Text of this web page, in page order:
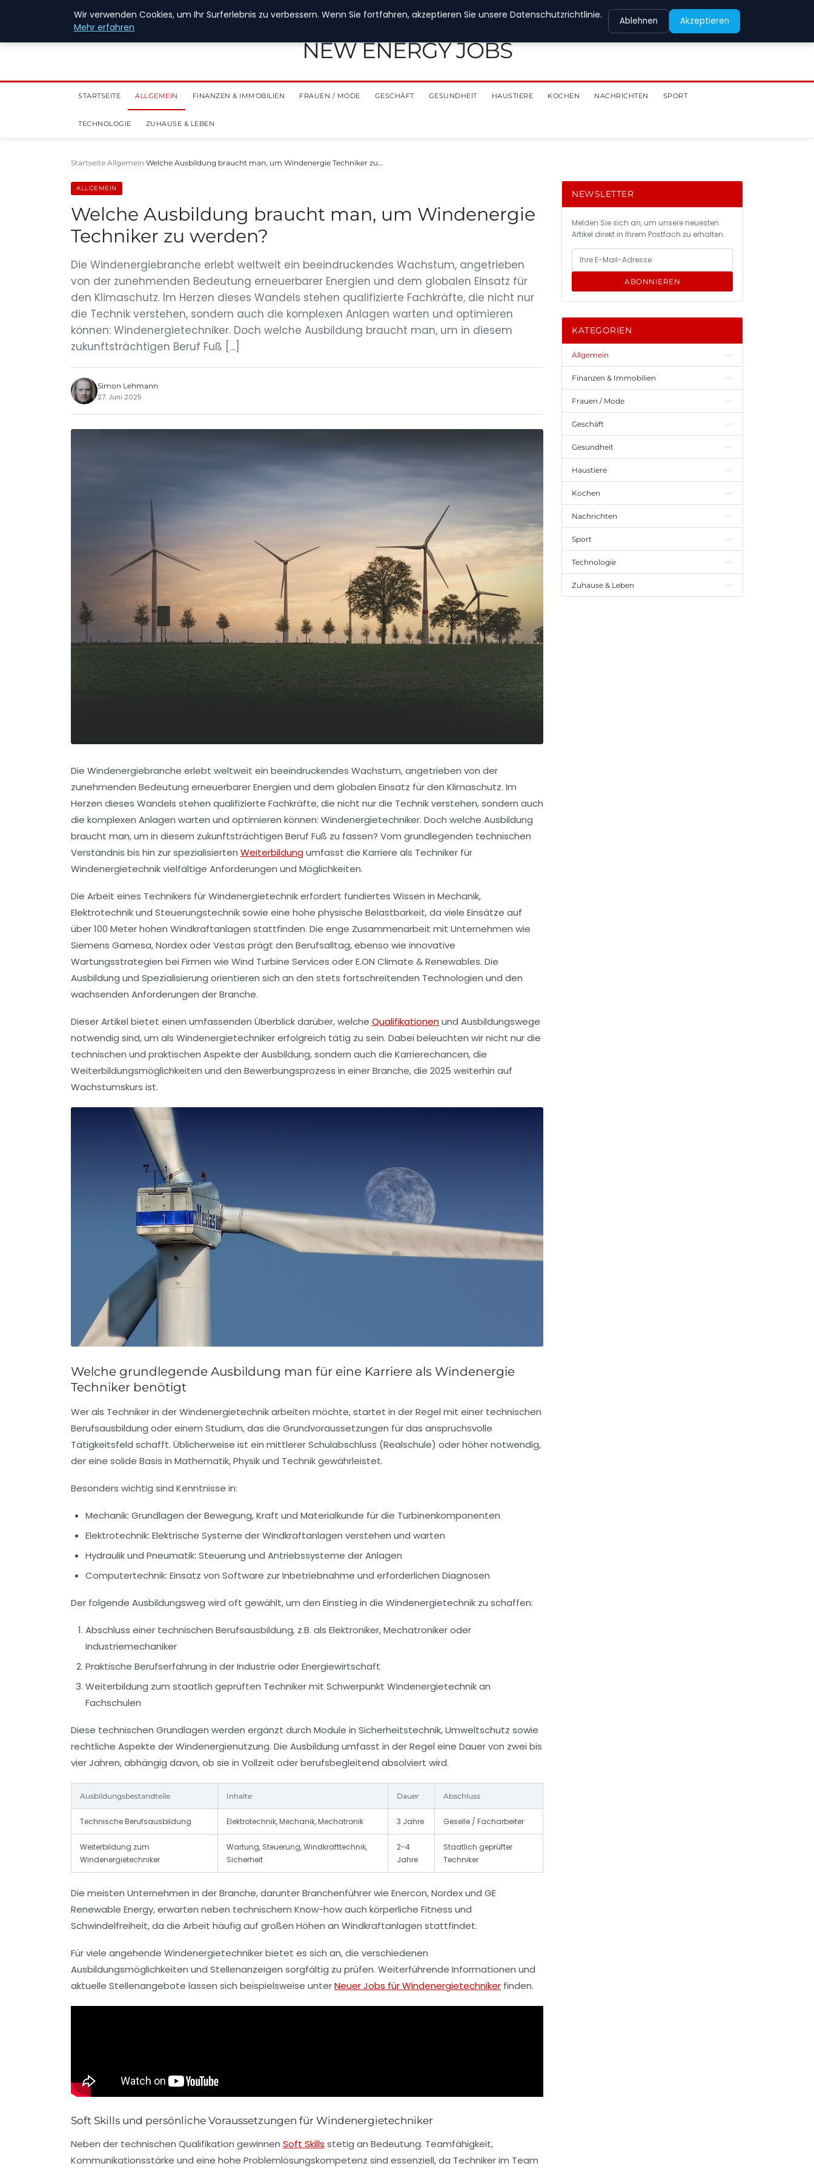
28. Juli 2026
NEW ENERGY JOBS
STARTSEITE ALLGEMEIN FINANZEN & IMMOBILIEN FRAUEN / MODE GESCHÄFT GESUNDHEIT HAUSTIERE KOCHEN NACHRICHTEN SPORT
TECHNOLOGIE ZUHAUSE & LEBEN
Startseite Allgemein Welche Ausbildung braucht man, um Windenergie Techniker zu…
ALLGEMEIN
Welche Ausbildung braucht man, um Windenergie
Techniker zu werden?
Die Windenergiebranche erlebt weltweit ein beeindruckendes Wachstum, angetrieben
von der zunehmenden Bedeutung erneuerbarer Energien und dem globalen Einsatz für
den Klimaschutz. Im Herzen dieses Wandels stehen qualifizierte Fachkräfte, die nicht nur
die Technik verstehen, sondern auch die komplexen Anlagen warten und optimieren
können: Windenergietechniker. Doch welche Ausbildung braucht man, um in diesem
zukunftsträchtigen Beruf Fuß […]
Simon Lehmann
27. Juni 2025
Die Windenergiebranche erlebt weltweit ein beeindruckendes Wachstum, angetrieben von der
zunehmenden Bedeutung erneuerbarer Energien und dem globalen Einsatz für den Klimaschutz. Im
Herzen dieses Wandels stehen qualifizierte Fachkräfte, die nicht nur die Technik verstehen, sondern auch
die komplexen Anlagen warten und optimieren können: Windenergietechniker. Doch welche Ausbildung
braucht man, um in diesem zukunftsträchtigen Beruf Fuß zu fassen? Vom grundlegenden technischen
Verständnis bis hin zur spezialisierten Weiterbildungumfasst die Karriere als Techniker für
Windenergietechnik vielfältige Anforderungen und Möglichkeiten.
Die Arbeit eines Technikers für Windenergietechnik erfordert fundiertes Wissen in Mechanik,
Elektrotechnik und Steuerungstechnik sowie eine hohe physische Belastbarkeit, da viele Einsätze auf
über 100 Meter hohen Windkraftanlagen stattfinden. Die enge Zusammenarbeit mit Unternehmen wie
Siemens Gamesa, Nordex oder Vestas prägt den Berufsalltag, ebenso wie innovative
Wartungsstrategien bei Firmen wie Wind Turbine Services oder E.ON Climate & Renewables. Die
Ausbildung und Spezialisierung orientieren sich an den stets fortschreitenden Technologien und den
wachsenden Anforderungen der Branche.
Dieser Artikel bietet einen umfassenden Überblick darüber, welche Qualifikationenund Ausbildungswege
notwendig sind, um als Windenergietechniker erfolgreich tätig zu sein. Dabei beleuchten wir nicht nur die
technischen und praktischen Aspekte der Ausbildung, sondern auch die Karrierechancen, die
Weiterbildungsmöglichkeiten und den Bewerbungsprozess in einer Branche, die 2025 weiterhin auf
Wachstumskurs ist.
Welche grundlegende Ausbildung man für eine Karriere als Windenergie
Techniker benötigt
Wer als Techniker in der Windenergietechnik arbeiten möchte, startet in der Regel mit einer technischen
Berufsausbildung oder einem Studium, das die Grundvoraussetzungen für das anspruchsvolle
Tätigkeitsfeld schafft. Üblicherweise ist ein mittlerer Schulabschluss (Realschule) oder höher notwendig,
der eine solide Basis in Mathematik, Physik und Technik gewährleistet.
Besonders wichtig sind Kenntnisse in:
Mechanik: Grundlagen der Bewegung, Kraft und Materialkunde für die Turbinenkomponenten
Elektrotechnik: Elektrische Systeme der Windkraftanlagen verstehen und warten
Hydraulik und Pneumatik: Steuerung und Antriebssysteme der Anlagen
Computertechnik: Einsatz von Software zur Inbetriebnahme und erforderlichen Diagnosen
Der folgende Ausbildungsweg wird oft gewählt, um den Einstieg in die Windenergietechnik zu schaffen:
Abschluss einer technischen Berufsausbildung, z.B. als Elektroniker, Mechatroniker oder
Industriemechaniker
Praktische Berufserfahrung in der Industrie oder Energiewirtschaft
Weiterbildung zum staatlich geprüften Techniker mit Schwerpunkt Windenergietechnik an
Fachschulen
Diese technischen Grundlagen werden ergänzt durch Module in Sicherheitstechnik, Umweltschutz sowie
rechtliche Aspekte der Windenergienutzung. Die Ausbildung umfasst in der Regel eine Dauer von zwei bis
vier Jahren, abhängig davon, ob sie in Vollzeit oder berufsbegleitend absolviert wird.
Ausbildungsbestandteile Inhalte Dauer Abschluss
Technische Berufsausbildung Elektrotechnik, Mechanik, Mechatronik 3 Jahre Geselle / Facharbeiter
Weiterbildung zum
Windenergietechniker
Wartung, Steuerung, Windkrafttechnik,
Sicherheit
2-4
Jahre
Staatlich geprüfter
Techniker
Die meisten Unternehmen in der Branche, darunter Branchenführer wie Enercon,Nordexund GE
Renewable Energy, erwarten neben technischem Know-how auch körperliche Fitness und
Schwindelfreiheit, da die Arbeit häufig auf großen Höhen an Windkraftanlagen stattfindet.
Für viele angehende Windenergietechniker bietet es sich an, die verschiedenen
Ausbildungsmöglichkeiten und Stellenanzeigen sorgfältig zu prüfen. Weiterführende Informationen und
aktuelle Stellenangebote lassen sich beispielsweise unterNeuer Jobs für Windenergietechniker finden.
Soft Skills und persönliche Voraussetzungen für Windenergietechniker
Neben der technischen Qualifikation gewinnen Soft Skills stetig an Bedeutung. Teamfähigkeit,
Kommunikationsstärke und eine hohe Problemlösungskompetenz sind essenziell, da Techniker im Team
NEWSLETTER
Melden Sie sich an, um unsere neuesten
Artikel direkt in Ihrem Postfach zu erhalten.
ABONNIEREN
KATEGORIEN
Allgemein
Finanzen & Immobilien
Frauen / Mode
Geschäft
Gesundheit
Haustiere
Kochen
Nachrichten
Sport
Technologie
Zuhause & Leben
Wir verwenden Cookies, um Ihr Surferlebnis zu verbessern. Wenn Sie fortfahren, akzeptieren Sie unsere Datenschutzrichtlinie.
Mehr erfahren
Ablehnen Akzeptieren